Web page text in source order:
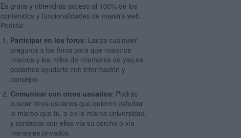
Es gratis y obtendrás acceso al 100% de los
contenidos y funcionalidades de nuestra web.
Podrás:
Participar en los foros: Lanza cualquier
pregunta a los foros para que nosotros
mismos y los miles de miembros de yaq.es
podamos ayudarte con información y
consejos
Comunicar con otros usuarios: Podrás
buscar otros usuarios que quieren estudiar
lo mismo que tú, o en la misma universidad,
y contactar con ellos vía su corcho o vía
mensajes privados.